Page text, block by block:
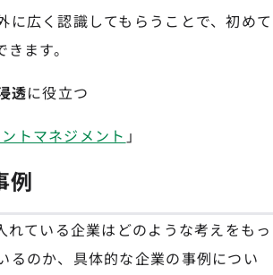
に広く認識してもらうことで、初めて
ます。
透に役立つ
トマネジメント 」
例
れている企業はどのような考えをもっ
るのか、具体的な企業の事例につい